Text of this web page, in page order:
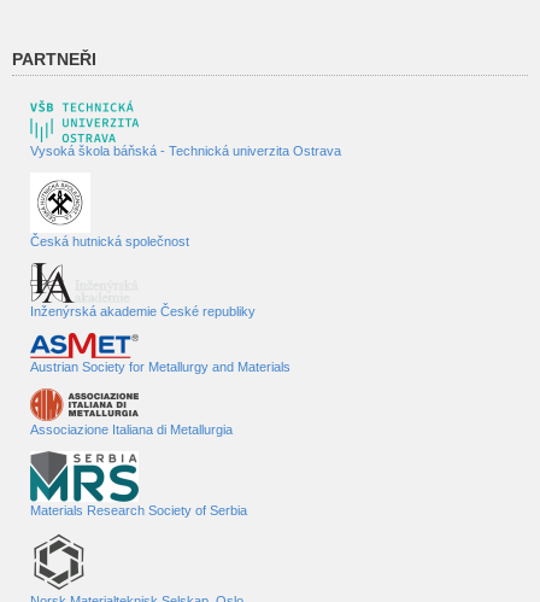
PARTNEŘI
Vysoká škola báňská - Technická univerzita Ostrava
Česká hutnická společnost
Inženýrská akademie České republiky
Austrian Society for Metallurgy and Materials
Associazione Italiana di Metallurgia
Materials Research Society of Serbia